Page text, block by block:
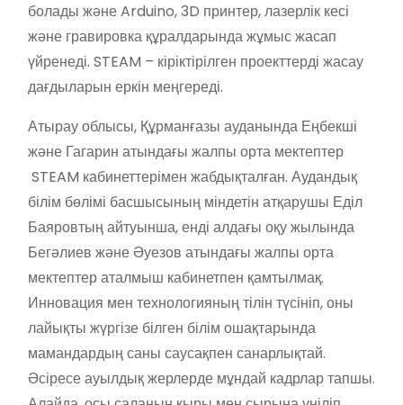
болады және Arduino, 3D принтер, лазерлік кесі
және гравировка құралдарында жұмыс жасап
үйренеді. STEAM – кіріктірілген проекттерді жасау
дағдыларын еркін меңгереді.
Атырау облысы, Құрманғазы ауданында Еңбекші
және Гагарин атындағы жалпы орта мектептер
STEAM кабинеттерімен жабдықталған. Аудандық
білім бөлімі басшысының міндетін атқарушы Еділ
Баяровтың айтуынша, енді алдағы оқу жылында
Бегәлиев және Әуезов атындағы жалпы орта
мектептер аталмыш кабинетпен қамтылмақ.
Инновация мен технологияның тілін түсініп, оны
лайықты жүргізе білген білім ошақтарында
мамандардың саны саусақпен санарлықтай.
Әсіресе ауылдық жерлерде мұндай кадрлар тапшы.